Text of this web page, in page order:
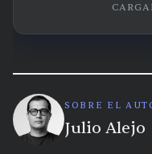
SOBRE EL
Julio Alejo